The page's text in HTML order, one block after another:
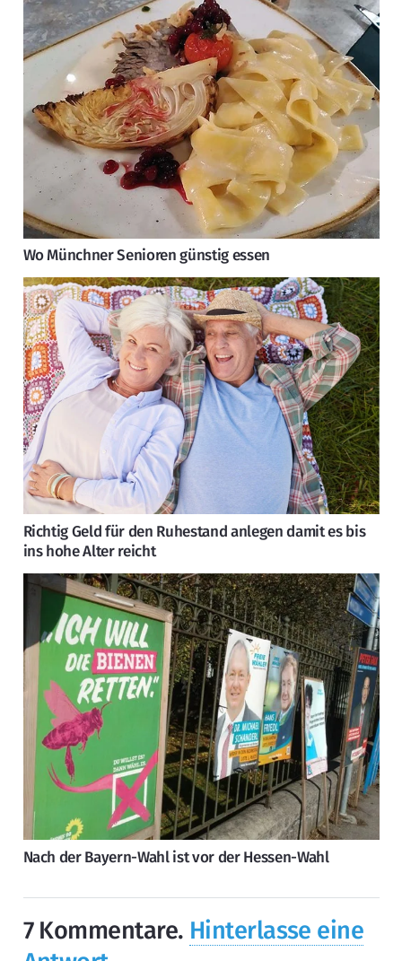
Wo Münchner Senioren günstig essen
Richtig Geld für den Ruhestand anlegen damit es bis
ins hohe Alter reicht
Nach der Bayern-Wahl ist vor der Hessen-Wahl
7 Kommentare. Hinterlasse eine